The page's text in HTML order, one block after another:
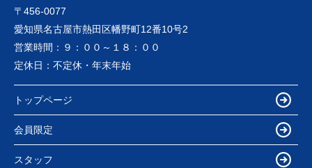
〒456-0077
愛知県名古屋市熱田区幡野町12番10号2
営業時間： ９：００～１８：００
定休日： 不定休・年末年始
トップページ
会員限定
スタッフ